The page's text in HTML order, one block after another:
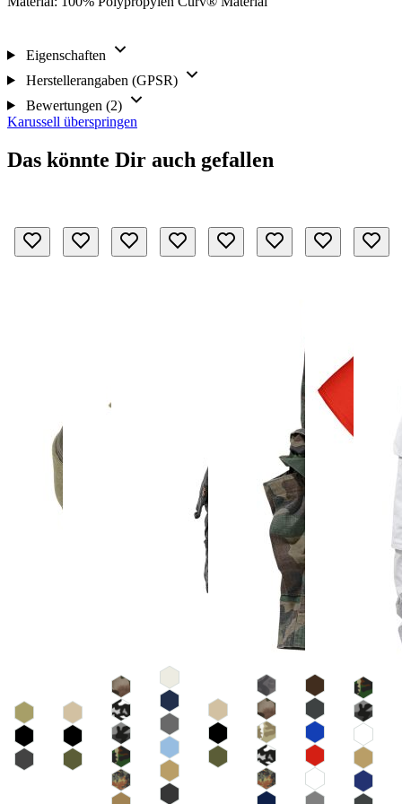
Eigenschaften
Herstellerangaben (GPSR)
Bewertungen (2)
Karussell überspringen
Das könnte Dir auch gefallen